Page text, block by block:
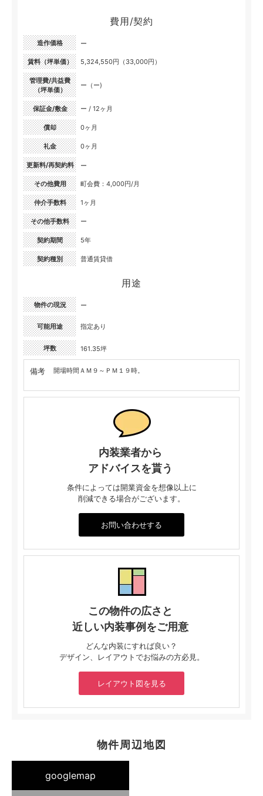
費用/契約
造作価格 ー
賃料（坪単価） 5,324,550円（33,000円）
管理費/共益費
（坪単価）
ー（ー)
保証金/敷金 ー / 12ヶ月
償却 0ヶ月
礼金 0ヶ月
更新料/再契約料 ー
その他費用 町会費：4,000円/月
仲介手数料 1ヶ月
その他手数料 ー
契約期間 5年
契約種別 普通賃貸借
用途
物件の現況 ー
可能用途 指定あり
坪数 161.35坪
備考 開場時間ＡＭ９～ＰＭ１９時。
内装業者から
アドバイスを貰う
条件によっては開業資金を想像以上に
削減できる場合がございます。
お問い合わせする
この物件の広さと
近しい内装事例をご用意
どんな内装にすれば良い？
デザイン、レイアウトでお悩みの方必見。
レイアウト図を見る
物件周辺地図
googlemap